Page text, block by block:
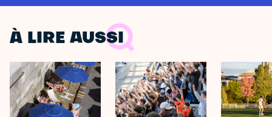
À LIRE AUSSI